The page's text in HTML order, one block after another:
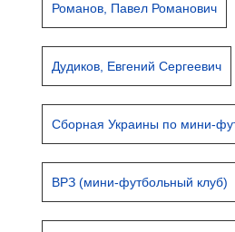
Романов, Павел Романович
Дудиков, Евгений Сергеевич
Сборная Украины по мини-
ВРЗ (мини-футбольный клуб)